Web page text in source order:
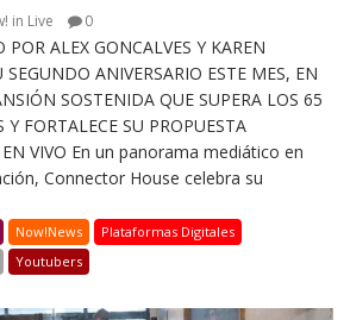
in Live 0
ALEX GONCALVES Y KAREN
SEGUNDO ANIVERSARIO ESTE MES, EN
SOSTENIDA QUE SUPERA LOS 65
FORTALECE SU PROPUESTA
VIVO En un panorama mediático en
Connector House celebra su
Now!News
Plataformas Digitales
Youtubers